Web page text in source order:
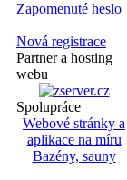
Zapomenuté heslo
Nová registrace
Partner a hosting
webu
Spolupráce
Webové stránky a
aplikace na míru
Bazény, sauny